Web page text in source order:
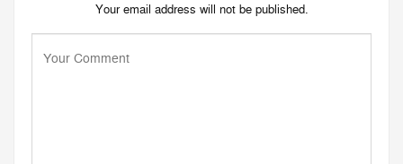
Your email address will not be published.